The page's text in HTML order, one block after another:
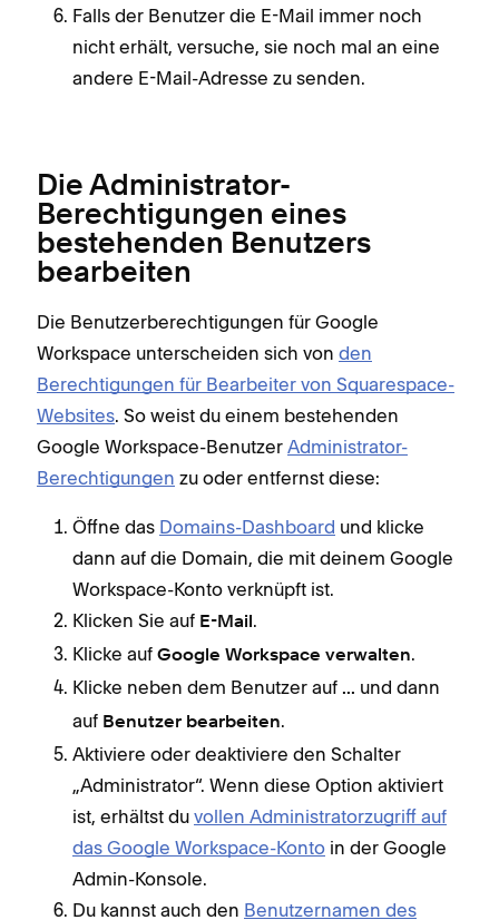
Falls der Benutzer die E-Mail immer noch
nicht erhält, versuche, sie noch mal an eine
andere E-Mail-Adresse zu senden.
Die Administrator-
Berechtigungen eines
bestehenden Benutzers
bearbeiten
Die Benutzerberechtigungen für Google
Workspace unterscheiden sich von den
Berechtigungen für Bearbeiter von Squarespace-
Websites. So weist du einem bestehenden
Google Workspace-Benutzer Administrator-
Berechtigungen zu oder entfernst diese:
Öffne das Domains-Dashboard und klicke
dann auf die Domain, die mit deinem Google
Workspace-Konto verknüpft ist.
Klicken Sie auf E-Mail .
Klicke auf Google Workspace verwalten.
Klicke neben dem Benutzer auf ... und dann
auf Benutzer bearbeiten.
Aktiviere oder deaktiviere den Schalter
„Administrator“. Wenn diese Option aktiviert
ist, erhältst du vollen Administratorzugriff auf
das Google Workspace-Konto in der Google
Admin-Konsole.
Du kannst auch den Benutzernamen des